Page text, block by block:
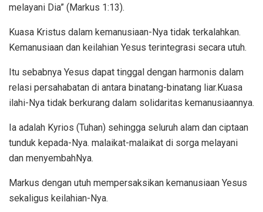
melayani Dia” (Markus 1:13).
Kuasa Kristus dalam kemanusiaan-Nya tidak terkalahkan.
Kemanusiaan dan keilahian Yesus terintegrasi secara utuh.
Itu sebabnya Yesus dapat tinggal dengan harmonis dalam
relasi persahabatan di antara binatang-binatang liar.Kuasa
ilahi-Nya tidak berkurang dalam solidaritas kemanusiaannya.
Ia adalah Kyrios (Tuhan) sehingga seluruh alam dan ciptaan
tunduk kepada-Nya. malaikat-malaikat di sorga melayani
dan menyembahNya.
Markus dengan utuh mempersaksikan kemanusiaan Yesus
sekaligus keilahian-Nya.